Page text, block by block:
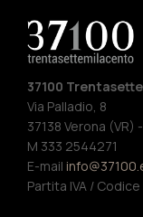
37100
Via Palladio, 8
37138 Verona (VR)
M 333 2544271
E-mail
Partita IVA /